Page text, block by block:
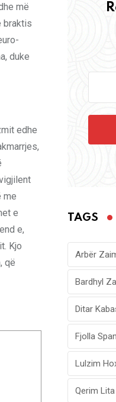
më
braktis
duke
edhe
me
e
e,
Kjo
që
TAGS
Arbër
Bardhyl
Ditar
Fjolla
Lulzim
Qerim Lita